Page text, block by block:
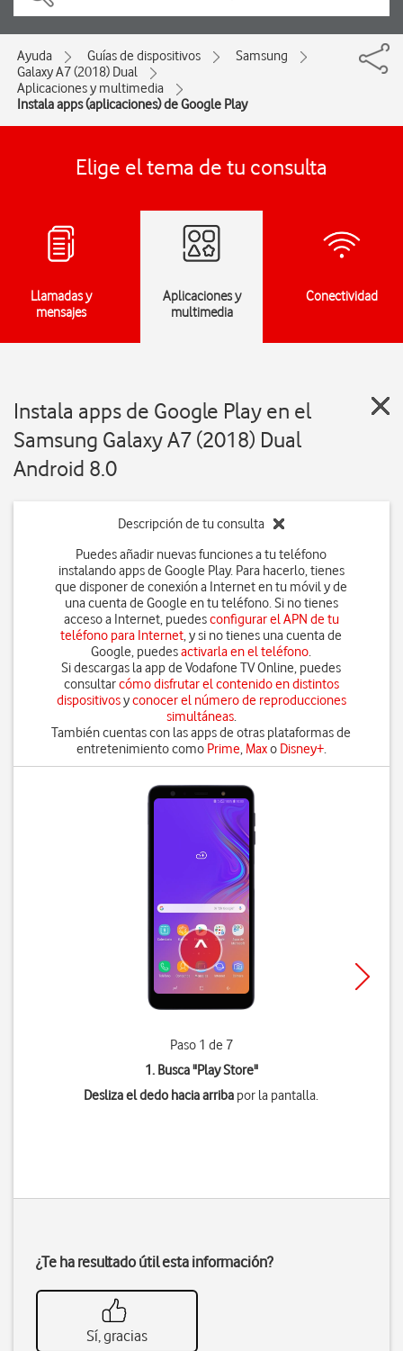
Ayuda Guías de dispositivos
Samsung
Galaxy A7 (2018) Dual
Aplicaciones y multimedia
Instala apps (aplicaciones) de Google Play
Elige el tema de tu consulta
Llamadas y
mensajes
Aplicaciones y
multimedia
Conectividad
Instala apps de Google Play en el
Samsung Galaxy A7 (2018) Dual
Android 8.0
Descripción de tu consulta
Puedes añadir nuevas funciones a tu teléfono
instalando apps de Google Play. Para hacerlo, tienes
que disponer de conexión a Internet en tu móvil y de
una cuenta de Google en tu teléfono. Si no tienes
acceso a Internet, puedesconfigurar el APN de tu
teléfono para Internet, y si no tienes una cuenta de
Google, puedesactivarla en el teléfono.
Si descargas la app de Vodafone TV Online, puedes
consultarcómo disfrutar el contenido en distintos
dispositivosyconocer el número de reproducciones
simultáneas.
También cuentas con las apps de otras plataformas de
entretenimiento como Prime, Maxo Disney+.
Paso 1 de 7
1. Busca "Play Store"
Desliza el dedo hacia arriba por la pantalla.
¿Te ha resultado útil esta información?
Sí, gracias